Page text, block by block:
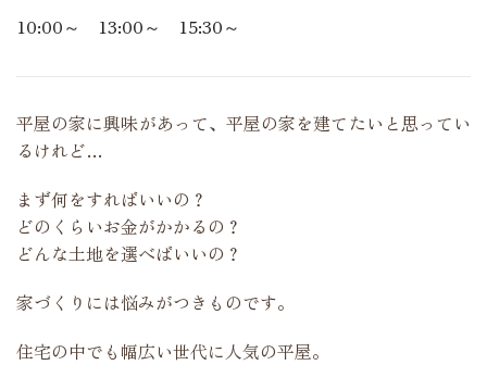
10:00～ 13:00～ 15:30～
平屋の家に興味があって、平屋の家を建てたいと思ってい
るけれど…
まず何をすればいいの？
どのくらいお金がかかるの？
どんな土地を選べばいいの？
家づくりには悩みがつきものです。
住宅の中でも幅広い世代に人気の平屋。